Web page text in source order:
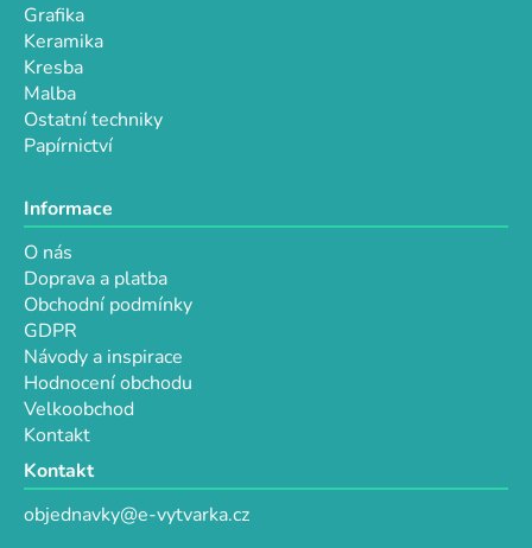
Grafika
Keramika
Kresba
Malba
Ostatní techniky
Papírnictví
Informace
O nás
Doprava a platba
Obchodní podmínky
GDPR
Návody a inspirace
Hodnocení obchodu
Velkoobchod
Kontakt
Kontakt
objednavky@e-vytvarka.cz